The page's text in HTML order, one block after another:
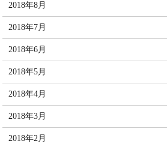
2018年8月
2018年7月
2018年6月
2018年5月
2018年4月
2018年3月
2018年2月